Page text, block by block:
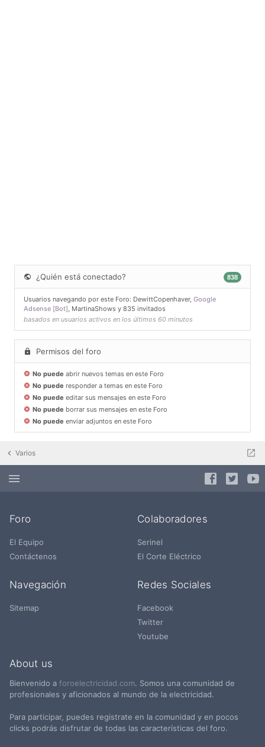
¿Quién está conectado? 838
Usuarios navegando por este Foro: DewittCopenhaver, Google
Adsense [Bot], MartinaShows y 835 invitados
basados en usuarios activos en los últimos 60 minutos
Permisos del foro
No puede abrir nuevos temas en este Foro
No puede responder a temas en este Foro
No puede editar sus mensajes en este Foro
No puede borrar sus mensajes en este Foro
No puede enviar adjuntos en este Foro
Varios
Foro
El Equipo
Contáctenos
Colaboradores
Serinel
El Corte Eléctrico
Navegación
Sitemap
Redes Sociales
Facebook
Twitter
Youtube
About us
Bienvenido a foroelectricidad.com. Somos una comunidad de
profesionales y aficionados al mundo de la electricidad.
Para participar, puedes registrate en la comunidad y en pocos
clicks podrás disfrutar de todas las características del foro.